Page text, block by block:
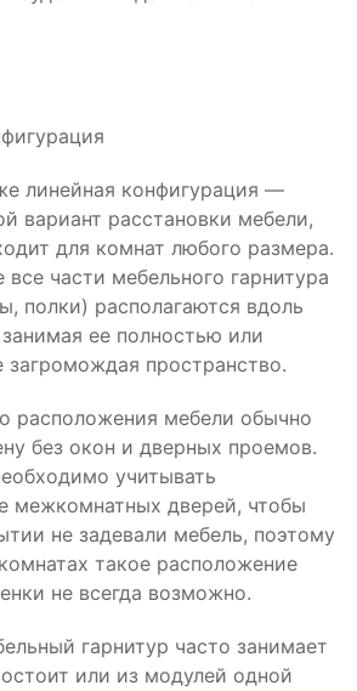
линейная конфигурация —
вариант расстановки мебели,
для комнат любого размера.
все части мебельного гарнитура
полки) располагаются вдоль
ее полностью или
загромождая пространство.
расположения мебели обычно
без окон и дверных проемов.
учитывать
межкомнатных дверей, чтобы
не задевали мебель, поэтому
такое расположение
не всегда возможно.
гарнитур часто занимает
или из модулей одной